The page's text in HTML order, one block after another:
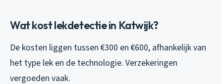
Wat kost lekdetectie in Katwijk?
De kosten liggen tussen €300 en €600, afhankelijk van
het type lek en de technologie. Verzekeringen
vergoeden vaak.